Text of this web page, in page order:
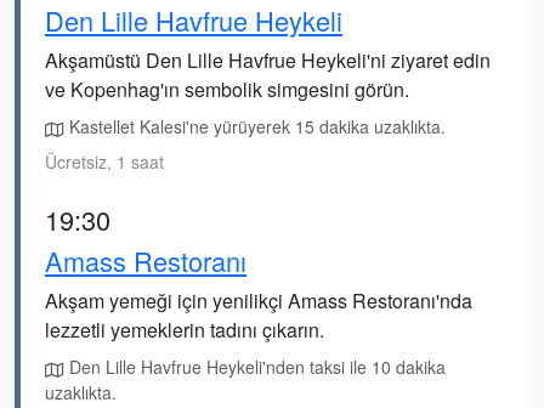
Den Lille Havfrue Heykeli
Akşamüstü Den Lille Havfrue Heykeli'ni ziyaret edin
ve Kopenhag'ın sembolik simgesini görün.
Kastellet Kalesi'ne yürüyerek 15 dakika uzaklıkta.
Ücretsiz, 1 saat
19:30
Amass Restoranı
Akşam yemeği için yenilikçi Amass Restoranı'nda
lezzetli yemeklerin tadını çıkarın.
Den Lille Havfrue Heykeli'nden taksi ile 10 dakika
uzaklıkta.